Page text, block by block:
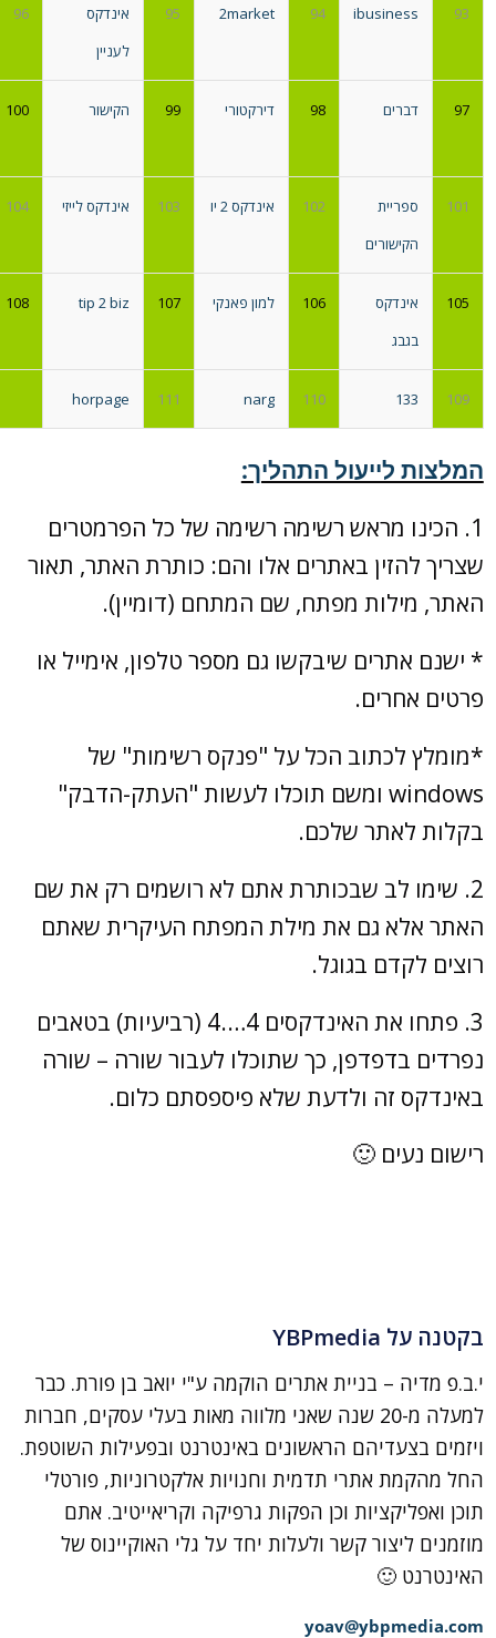
93
ibusiness
94
2market
95
אינדקס
לעניין
96
97 דברים 98 דירקטורי 99 הקישור 100
101
ספריית
הקישורים
102 אינדקס 2 יו 103 אינדקס לייזי 104
105
אינדקס
בגבג
106 למון פאנקי 107
tip 2 biz
108
109
133
110
narg
111
horpage
המלצות לייעול התהליך:
1. הכינו מראש רשימה רשימה של כל הפרמטרים
שצריך להזין באתרים אלו והם: כותרת האתר, תאור
האתר, מילות מפתח, שם המתחם (דומיין).
* ישנם אתרים שיבקשו גם מספר טלפון, אימייל או
פרטים אחרים.
*מומלץ לכתוב הכל על "פנקס רשימות" של
windows ומשם תוכלו לעשות "העתק-הדבק"
בקלות לאתר שלכם.
2. שימו לב שבכותרת אתם לא רושמים רק את שם
האתר אלא גם את מילת המפתח העיקרית שאתם
רוצים לקדם בגוגל.
3. פתחו את האינדקסים 4….4 (רביעיות) בטאבים
נפרדים בדפדפן, כך שתוכלו לעבור שורה – שורה
באינדקס זה ולדעת שלא פיספסתם כלום.
רישום נעים 🙂
בקטנה על YBPmedia
י.ב.פ מדיה – בניית אתרים הוקמה ע"י יואב בן פורת. כבר
למעלה מ-20 שנה שאני מלווה מאות בעלי עסקים, חברות
ויזמים בצעדיהם הראשונים באינטרנט ובפעילות השוטפת.
החל מהקמת אתרי תדמית וחנויות אלקטרוניות, פורטלי
תוכן ואפליקציות וכן הפקות גרפיקה וקריאייטיב. אתם
מוזמנים ליצור קשר ולעלות יחד על גלי האוקיינוס של
האינטרנט 🙂
yoav@ybpmedia.com